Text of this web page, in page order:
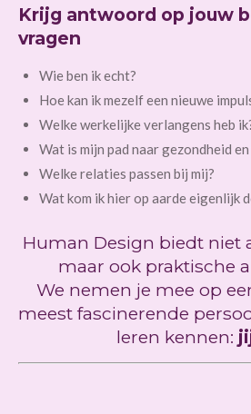
Krijg antwoord op jouw
vragen
Wie ben ik echt?
Hoe kan ik mezelf een nieuwe
Welke werkelijke verlangens heb
Wat is mijn pad naar gezondheid
Welke relaties passen bij mij?
Wat kom ik hier op aarde eigenlijk
Human Design biedt niet
maar ook praktische
We nemen je mee op
meest fascinerende
leren kennen: